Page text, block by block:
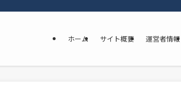
ホーム サイト概要 運営者情報